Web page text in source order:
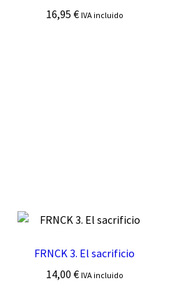
16,95€ IVA incluido
FRNCK 3. El sacrificio
14,00€ IVA incluido